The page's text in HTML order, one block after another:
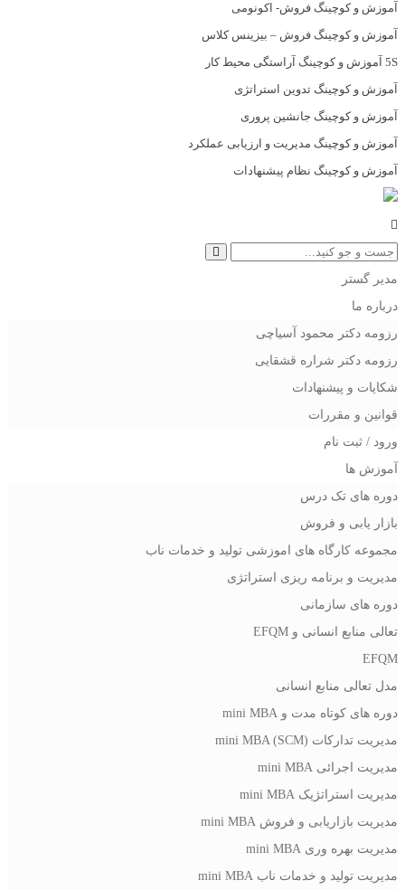
آموزش و کوچینگ فروش- اکونومی
آموزش و کوچینگ فروش – بیزینس کلاس
5S آموزش و کوچینگ آراستگی محیط کار
آموزش و کوچینگ تدوین استراتژی
آموزش و کوچینگ جانشین پروری
آموزش و کوچینگ مدیریت و ارزیابی عملکرد
آموزش و کوچینگ نظام پیشنهادات
مدیر گستر
درباره ما
رزومه دکتر محمود آسیاچی
رزومه دکتر شراره قشقایی
شکایات و پیشنهادات
قوانین و مقررات
ورود / ثبت نام
آموزش ها
دوره های تک درس
بازار یابی و فروش
مجموعه کارگاه های اموزشی تولید و خدمات ناب
مدیریت و برنامه ریزی استراتژی
دوره های سازمانی
تعالی منابع انسانی و EFQM
EFQM
مدل تعالی منابع انسانی
دوره های کوتاه مدت و mini MBA
مدیریت تدارکات (mini MBA (SCM
مدیریت اجرائی mini MBA
مدیریت استراتژیک mini MBA
مدیریت بازاریابی و فروش mini MBA
مدیریت بهره وری mini MBA
مدیریت تولید و خدمات ناب mini MBA